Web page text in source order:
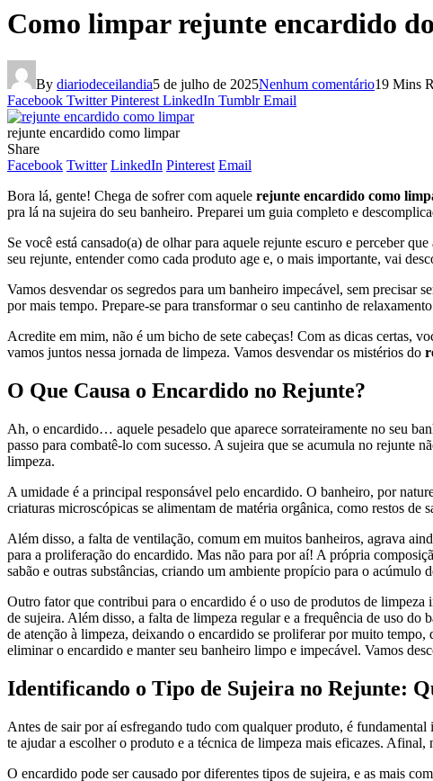
Como limpar rejunte encardido
By diariodeceilandia5 de julho de 2025Nenhum comentário19 Mins
Facebook Twitter Pinterest LinkedIn Tumblr Email
rejunte encardido como limpar
Share
Facebook Twitter LinkedIn Pinterest Email
Bora lá, gente! Chega de sofrer com aquele rejunte encardido como
pra lá na sujeira do seu banheiro. Preparei um guia completo e
Se você está cansado(a) de olhar para aquele rejunte escuro e perceber
seu rejunte, entender como cada produto age e, o mais importante, vai
Vamos desvendar os segredos para um banheiro impecável, sem
por mais tempo. Prepare-se para transformar o seu cantinho de
Acredite em mim, não é um bicho de sete cabeças! Com as dicas certas,
vamos juntos nessa jornada de limpeza. Vamos desvendar os mistérios do
O Que Causa o Encardido no Rejunte?
Ah, o encardido… aquele pesadelo que aparece sorrateiramente no seu
passo para combatê-lo com sucesso. A sujeira que se acumula no rejunte
limpeza.
A umidade é a principal responsável pelo encardido. O banheiro, por
criaturas microscópicas se alimentam de matéria orgânica, como restos de
Além disso, a falta de ventilação, comum em muitos banheiros, agrava
para a proliferação do encardido. Mas não para por aí! A própria
sabão e outras substâncias, criando um ambiente propício para o acúmulo
Outro fator que contribui para o encardido é o uso de produtos de
de sujeira. Além disso, a falta de limpeza regular e a frequência de uso
de atenção à limpeza, deixando o encardido se proliferar por muito
eliminar o encardido e manter seu banheiro limpo e impecável. Vamos
Identificando o Tipo de Sujeira no Rejunte:
Antes de sair por aí esfregando tudo com qualquer produto, é
te ajudar a escolher o produto e a técnica de limpeza mais eficazes.
O encardido pode ser causado por diferentes tipos de sujeira, e as mais